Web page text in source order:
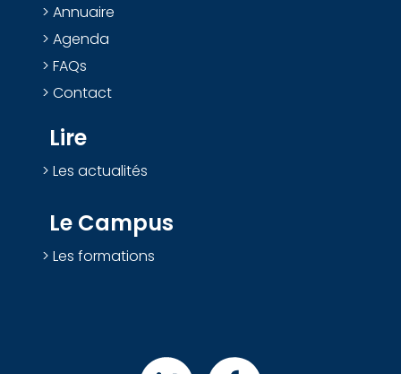
Annuaire
Agenda
FAQs
Contact
Lire
Les actualités
Le Campus
Les formations